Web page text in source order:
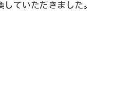
ていただきました。